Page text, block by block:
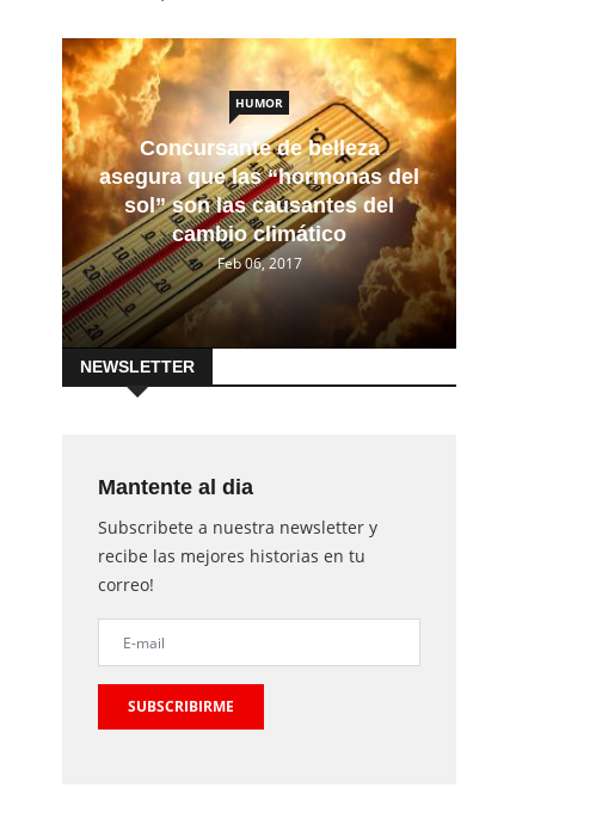
HUMOR
Concursante de belleza
asegura que las “hormonas del
sol” son las causantes del
cambio climático
Feb 06, 2017
NEWSLETTER
Mantente al dia
Subscribete a nuestra newsletter y
recibe las mejores historias en tu
correo!
SUBSCRIBIRME